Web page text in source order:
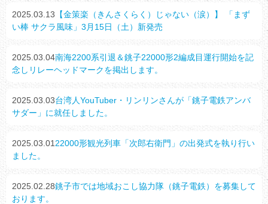
2025.03.13 【金策楽（きんさくらく）じゃない（涙）】 「まず
い棒 サクラ風味」3月15日（土）新発売
2025.03.04南海2200系引退＆銚子22000形2編成目運行開始を記
念しリレーヘッドマークを掲出します。
2025.03.03台湾人YouTuber・リンリンさんが「銚子電鉄アンバ
サダー」に就任しました。
2025.03.01 22000形観光列車「次郎右衛門」の出発式を執り行い
ました。
2025.02.28銚子市では地域おこし協力隊（銚子電鉄）を募集して
おります。